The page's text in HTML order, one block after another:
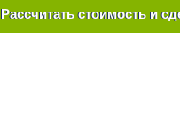
Рассчитать стоимость и